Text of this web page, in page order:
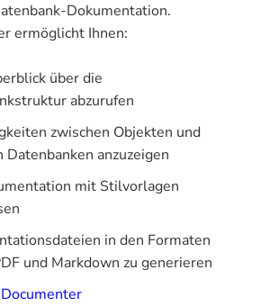
Dokumentation.
ermöglicht Ihnen:
über die
abzurufen
zwischen Objekten und
Datenbanken anzuzeigen
mit Stilvorlagen
in den Formaten
und Markdown zu generieren